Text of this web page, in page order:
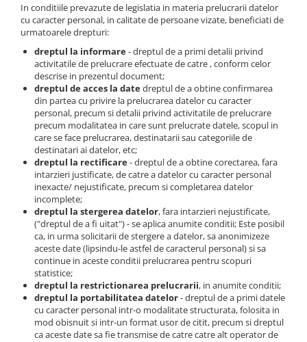
Baterii 24V
Mentenanta baterii
Incarcatoare - redresoare
Redresor 12V
Incarcatoare 24V
Redresor 36V
Redresoare 80V
Incarcator 36V
Indicator incarcare baterii
Redresor 48V
Diagnoza
Consola diagnoza
Telecomenzi
Telecomanda utilaje
Accesorii si piese telecomanda
Piese hidraulice
Pompa coborare de urgenta
Reductor
Piese Weber
Piese Spra Coupe
Piese Skogs Jan
Piese Schmidt
Piese Saurer
Piese Rottne
Piese Sandvik
Piese Rubble Master
Piese Richier
Piese Reform
Piese Powerscreen
Piese Ponsse
Piese Olympian
Piese Nordberg
Piese Norcar Logset
Piese Nokka
In conditiile prevazute de legislatia in materia prelucrarii datelor
cu caracter personal, in calitate de persoane vizate, beneficiati de
urmatoarele drepturi:
dreptul la informare- dreptul de a primi detalii privind
activitatile de prelucrare efectuate de catre , conform celor
descrise in prezentul document;
dreptul de acces la datedreptul de a obtine confirmarea
din partea cu privire la prelucrarea datelor cu caracter
personal, precum si detalii privind activitatile de prelucrare
precum modalitatea in care sunt prelucrate datele, scopul in
care se face prelucrarea, destinatarii sau categoriile de
destinatari ai datelor, etc;
dreptul la rectificare- dreptul de a obtine corectarea, fara
intarzieri justificate, de catre a datelor cu caracter personal
inexacte/ nejustificate, precum si completarea datelor
incomplete;
dreptul la stergerea datelor, fara intarzieri nejustificate,
("dreptul de a fi uitat") - se aplica anumite conditii; Este posibil
ca, in urma solicitarii de stergere a datelor, sa anonimizeze
aceste date (lipsindu-le astfel de caracterul personal) si sa
continue in aceste conditii prelucrarea pentru scopuri
statistice;
dreptul la restrictionarea prelucrarii, in anumite conditii;
dreptul la portabilitatea datelor- dreptul de a primi datele
cu caracter personal intr-o modalitate structurata, folosita in
mod obisnuit si intr-un format usor de citit, precum si dreptul
ca aceste date sa fie transmise de catre catre alt operator de